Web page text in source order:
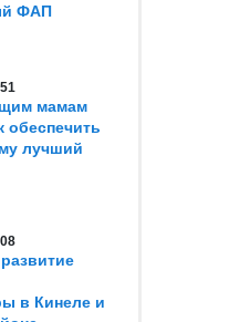
ФАП
мамам
обеспечить
лучший
в Кинеле и